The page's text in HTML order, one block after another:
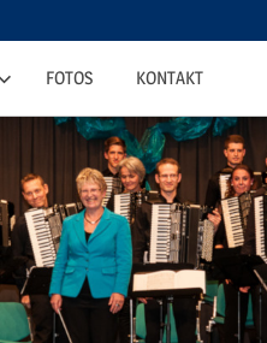
FOTOS KONTAKT